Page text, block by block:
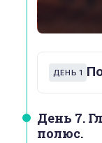
ДЕНЬ 1
День 7.
полюс.